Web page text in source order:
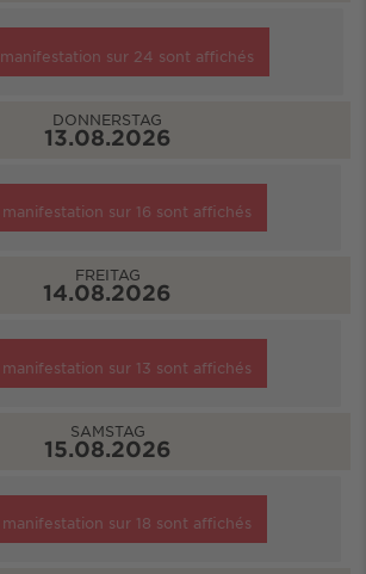
manifestation sur 24 sont affichés
DONNERSTAG
13.08.2026
manifestation sur 16 sont affichés
FREITAG
14.08.2026
manifestation sur 13 sont affichés
SAMSTAG
15.08.2026
manifestation sur 18 sont affichés